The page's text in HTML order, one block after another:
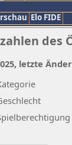
Elo FIDE
des
letzte